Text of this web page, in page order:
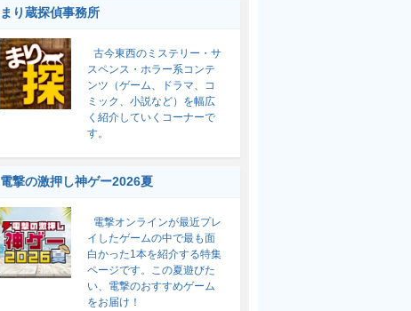
まり蔵探偵事務所
古今東西のミステリー・サ
スペンス・ホラー系コンテ
ンツ（ゲーム、ドラマ、コ
ミック、小説など）を幅広
く紹介していくコーナーで
す。
電撃の激押し神ゲー2026夏
電撃オンラインが最近プレ
イしたゲームの中で最も面
白かった1本を紹介する特集
ページです。この夏遊びた
い、電撃のおすすめゲーム
をお届け！